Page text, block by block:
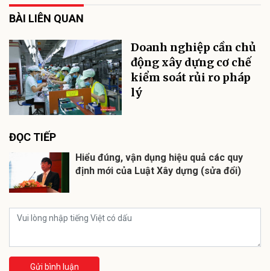
BÀI LIÊN QUAN
Doanh nghiệp cần chủ
động xây dựng cơ chế
kiểm soát rủi ro pháp
lý
ĐỌC TIẾP
Hiểu đúng, vận dụng hiệu quả các quy
định mới của Luật Xây dựng (sửa đổi)
Gửi bình luận